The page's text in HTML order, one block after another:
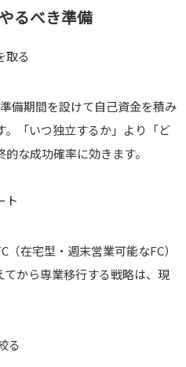
るべき準備
取る
備期間を設けて自己資金を積み
「いつ独立するか」より「ど
な成功確率に効きます。
ト
在宅型・週末営業可能なFC）
から専業移行する戦略は、現
る